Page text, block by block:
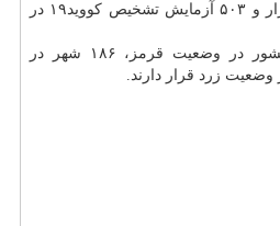
تا کنون ۲۴ میلیون و ۴۳۷ هزار و ۵۰۳ آزمایش تشخیص کووید۱۹ در
در حال حاضر ۱۴۳ شهر کشور در وضعیت قرمز، ۱۸۶ شهر در